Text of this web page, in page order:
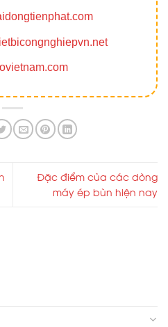
Đặc điểm của các dòng
máy ép bùn hiện nay